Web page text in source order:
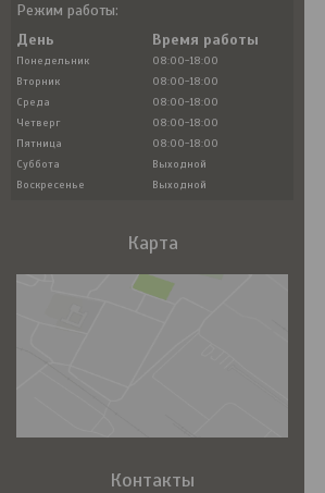
Режим работы:
День
Время работы
Понедельник
08:00-18:00
Вторник
08:00-18:00
Среда
08:00-18:00
Четверг
08:00-18:00
Пятница
08:00-18:00
Суббота
Выходной
Воскресенье
Выходной
Карта
Контакты